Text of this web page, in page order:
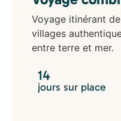
Voyage itinérant
villages
entre terre et mer.
14
jours sur place